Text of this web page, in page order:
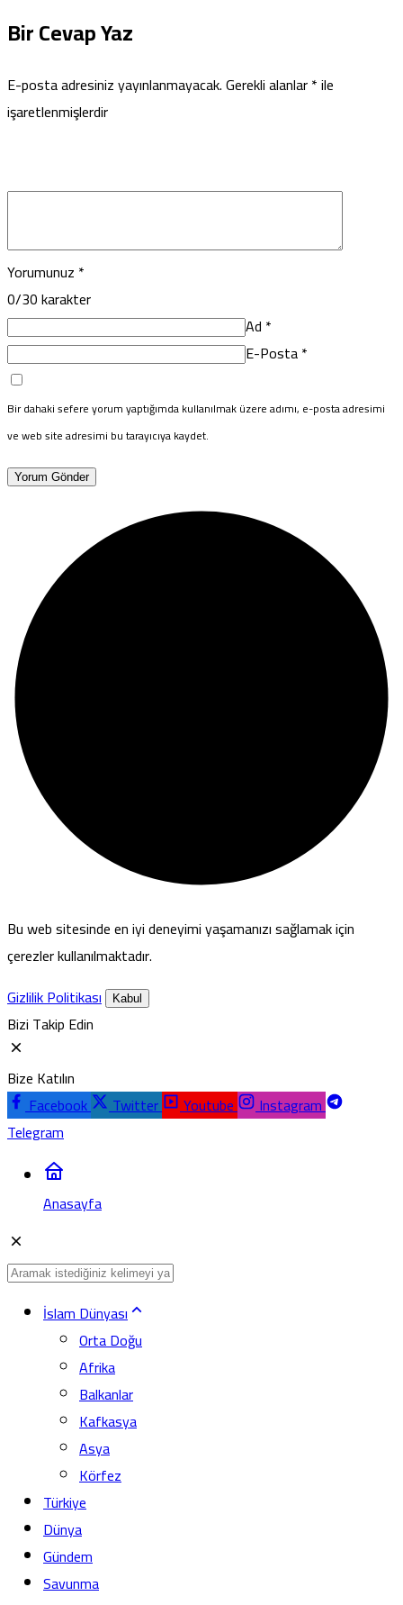
Bir Cevap Yaz
E-posta adresiniz yayınlanmayacak.Gerekli alanlar*ile
işaretlenmişlerdir
Yorumunuz *
0/30 karakter
Ad *
E-Posta*
Bir dahaki sefere yorum yaptığımda kullanılmak üzere adımı, e-posta adresimi
ve web site adresimi bu tarayıcıya kaydet.
Yorum Gönder
Bu web sitesinde en iyi deneyimi yaşamanızı sağlamak için
çerezler kullanılmaktadır.
Gizlilik Politikası
Kabul
Bizi Takip Edin
Bize Katılın
Facebook
Twitter Youtube
Instagram
Telegram
Anasayfa
İslam Dünyası
Orta Doğu
Afrika
Balkanlar
Kafkasya
Asya
Körfez
Türkiye
Dünya
Gündem
Savunma